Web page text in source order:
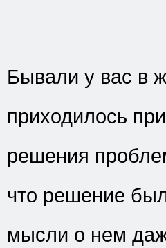
Бывали у вас в
приходилось
решения
что решение
мысли о нем